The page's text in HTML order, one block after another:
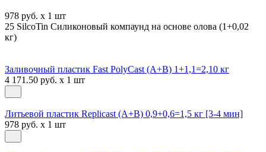
978 руб. x 1 шт
25 SilcoTin Силиконовый компаунд на основе олова (1+0,02
кг)
Заливочный пластик Fast PolyCast (A+B) 1+1,1=2,10 кг
4 171.50 руб. x 1 шт
Литьевой пластик Replicast (А+В) 0,9+0,6=1,5 кг [3-4 мин]
978 руб. x 1 шт